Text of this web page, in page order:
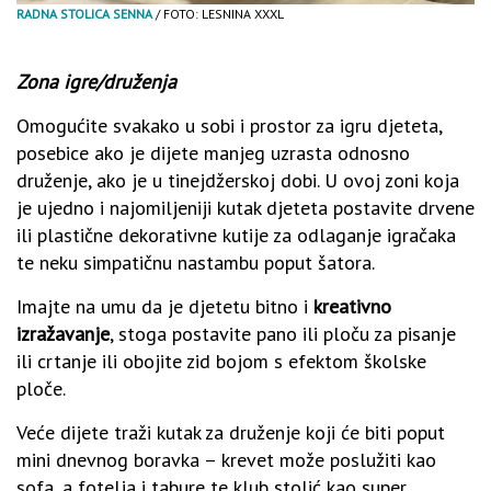
RADNA STOLICA SENNA / FOTO: LESNINA XXXL
Zona igre/druženja
Omogućite svakako u sobi i prostor za igru djeteta,
posebice ako je dijete manjeg uzrasta odnosno
druženje, ako je u tinejdžerskoj dobi. U ovoj zoni koja
je ujedno i najomiljeniji kutak djeteta postavite drvene
ili plastične dekorativne kutije za odlaganje igračaka
te neku simpatičnu nastambu poput šatora.
Imajte na umu da je djetetu bitno i kreativno
izražavanje, stoga postavite pano ili ploču za pisanje
ili crtanje ili obojite zid bojom s efektom školske
ploče.
Veće dijete traži kutak za druženje koji će biti poput
mini dnevnog boravka – krevet može poslužiti kao